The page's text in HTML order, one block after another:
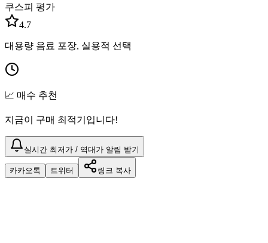
쿠스피 평가
4.7
대용량 음료 포장, 실용적 선택
📈 매수 추천
지금이 구매 최적기입니다!
실시간 최저가 / 역대가 알림 받기
카카오톡 트위터 링크 복사